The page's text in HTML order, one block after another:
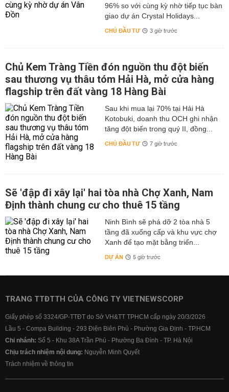
96% so với cùng kỳ nhờ tiếp tục bàn
giao dự án Crystal Holidays...
CHỦ ĐẦU TƯ 3 giờ trước
Chủ Kem Tràng Tiền đón nguồn thu đột biến
sau thương vụ thâu tóm Hải Hà, mở cửa hàng
flagship trên đất vàng 18 Hàng Bài
Sau khi mua lại 70% tại Hải Hà
Kotobuki, doanh thu OCH ghi nhận
tăng đột biến trong quý II, đồng...
CHỦ ĐẦU TƯ 7 giờ trước
Sẽ 'đập đi xây lại' hai tòa nhà Chợ Xanh, Nam
Định thành chung cư cho thuê 15 tầng
Ninh Bình sẽ phá dỡ 2 tòa nhà 5
tầng đã xuống cấp và khu vực chợ
Xanh để tạo mặt bằng triển...
DỰ ÁN 5 giờ trước
TRANG TTĐTTH CỦA CÔNG TY VIETNEWSCORP
Giấy phép số 3324/GP-TTĐT do Sở VH&TT TPHCM cấp ngày 20/3/2026
Lầu 5 - Compa Building - 293 Điện Biên Phủ - Phường Gia Định - TP.HCM
Chi nhánh: Số 5 - Khu 38A Trần Phú - Phường Ba Đình - TP. Hà Nội
Chịu trách nhiệm nội dung: Nguyễn Minh Quyết
Trách nhiệm về thông tin